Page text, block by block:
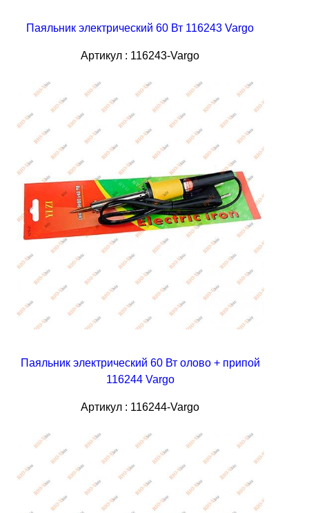
Паяльник электрический 60 Вт 116243 Vargo
Артикул : 116243-Vargo
Паяльник электрический 60 Вт олово + припой
116244 Vargo
Артикул : 116244-Vargo